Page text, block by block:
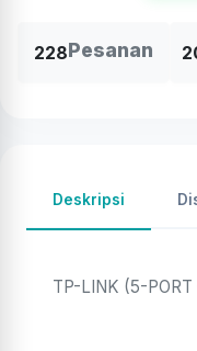
228Pesanan
Deskripsi
TP-LINK (5-PORT